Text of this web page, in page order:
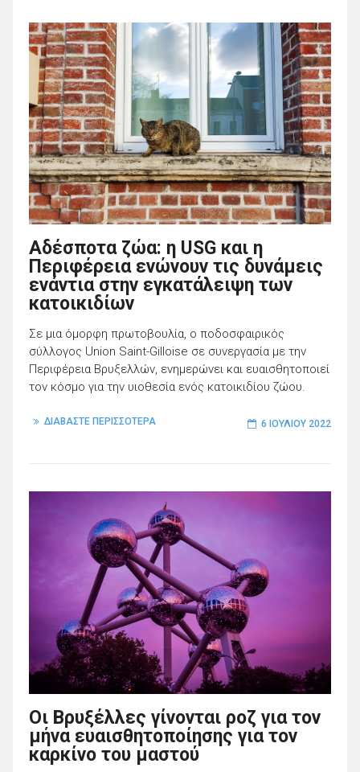
Αδέσποτα ζώα: η USG και η
Περιφέρεια ενώνουν τις δυνάμεις
ενάντια στην εγκατάλειψη των
κατοικιδίων
Σε μια όμορφη πρωτοβουλία, ο ποδοσφαιρικός
σύλλογος Union Saint-Gilloise σε συνεργασία με την
Περιφέρεια Βρυξελλών, ενημερώνει και ευαισθητοποιεί
τον κόσμο για την υιοθεσία ενός κατοικιδίου ζώου.
ΔΙΑΒΑΣΤΕ ΠΕΡΙΣΣΟΤΕΡΑ 6 ΙΟΥΛΊΟΥ 2022
Οι Βρυξέλλες γίνονται ροζ για τον
μήνα ευαισθητοποίησης για τον
καρκίνο του μαστού